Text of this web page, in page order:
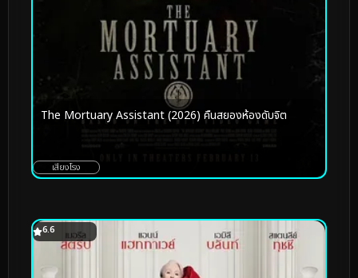
The Mortuary Assistant (2026) คืนสยองห้องดับจิต
เสียงโรง
6.6